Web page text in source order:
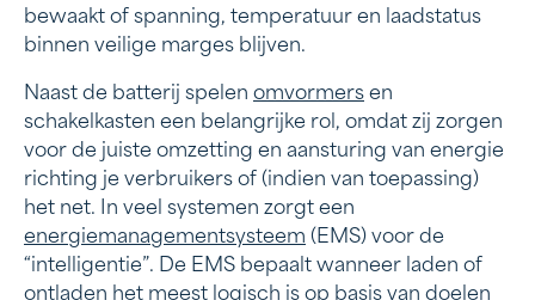
bewaakt of spanning, temperatuur en laadstatus
binnen veilige marges blijven.
Naast de batterij spelen omvormers en
schakelkasten een belangrijke rol, omdat zij zorgen
voor de juiste omzetting en aansturing van energie
richting je verbruikers of (indien van toepassing)
het net. In veel systemen zorgt een
energiemanagementsysteem (EMS) voor de
“intelligentie”. De EMS bepaalt wanneer laden of
ontladen het meest logisch is op basis van doelen